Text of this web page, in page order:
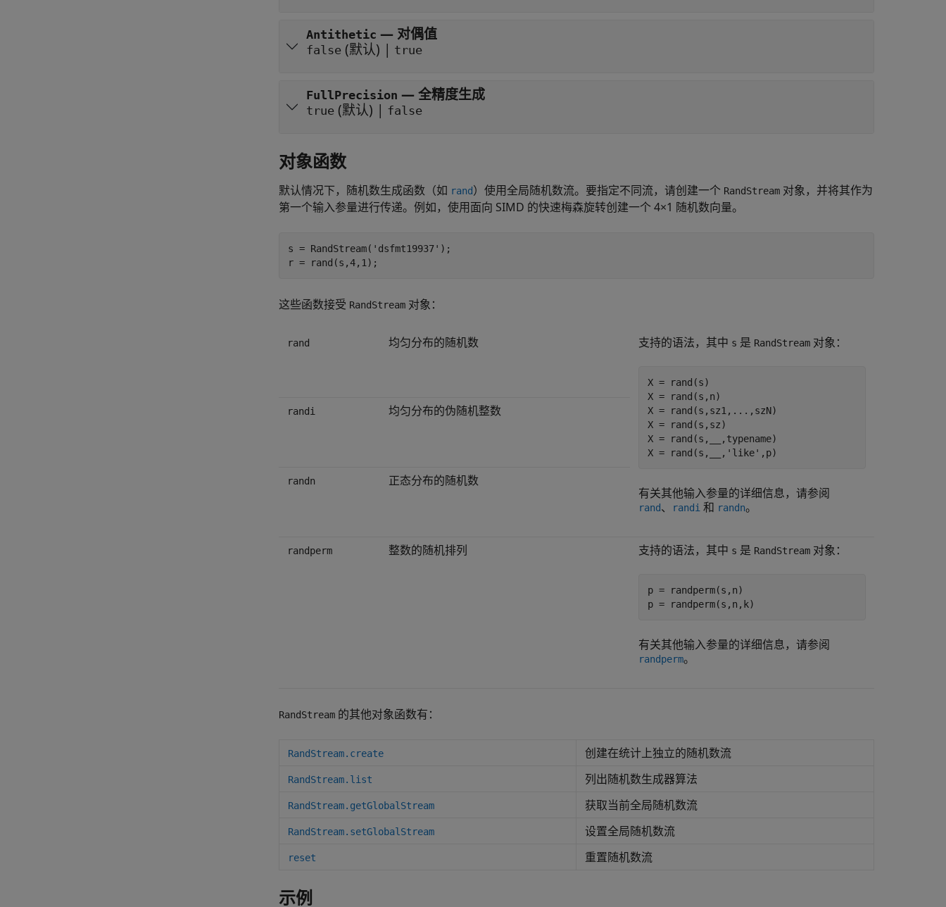
Antithetic — 对偶值
false (默认) | true
FullPrecision —全精度生成
true (默认) | false
对象函数
默认情况下，随机数生成函数（如 rand）使用全局随机数流。要指定不同流，请创建一个 RandStream 对象，并将其作为
第一个输入参量进行传递。例如，使用面向 SIMD 的快速梅森旋转创建一个 4×1 随机数向量。
s = RandStream('dsfmt19937');
r = rand(s,4,1);
这些函数接受 RandStream 对象：
rand 均匀分布的随机数 支持的语法，其中 s 是 RandStream 对象：
X = rand(s)
X = rand(s,n)
X = rand(s,sz1,...,szN)
X = rand(s,sz)
X = rand(s,__,typename)
X = rand(s,__,'like',p)
有关其他输入参量的详细信息，请参阅
rand、 randi 和 randn。
randi 均匀分布的伪随机整数
randn 正态分布的随机数
randperm 整数的随机排列 支持的语法，其中 s 是 RandStream 对象：
p = randperm(s,n)
有关其他输入参量的详细信息，请参阅
randperm。
RandStream 的其他对象函数有：
RandStream.create 创建在统计上独立的随机数流
RandStream.list 列出随机数生成器算法
RandStream.getGlobalStream 获取当前全局随机数流
RandStream.setGlobalStream 设置全局随机数流
reset 重置随机数流
示例